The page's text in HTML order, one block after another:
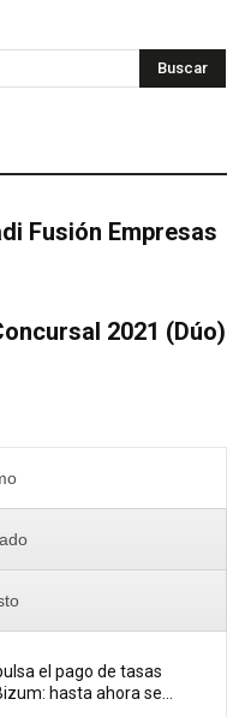
Buscar
Fusión Empresas
2021 (Dúo)
el pago de tasas
hasta ahora se...